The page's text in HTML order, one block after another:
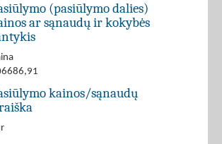
(pasiūlymo dalies)
ar sąnaudų ir kokybės
kainos/sąnaudų